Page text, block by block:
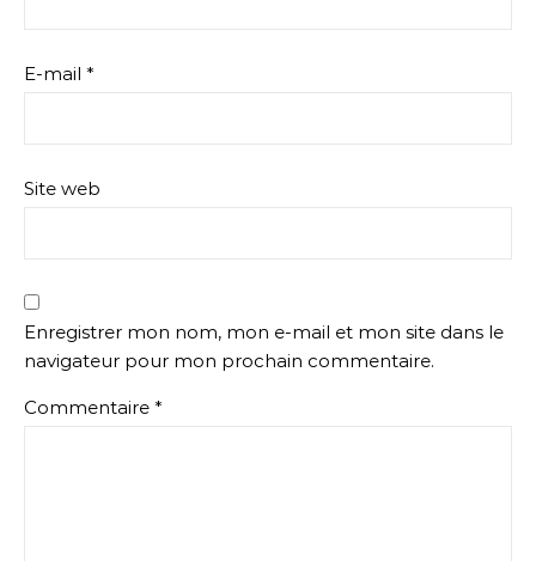
E-mail *
Site web
Enregistrer mon nom, mon e-mail et mon site dans le
navigateur pour mon prochain commentaire.
Commentaire *